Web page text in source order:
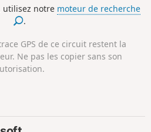
utilisez notre moteur de recherche
.
GPS de ce circuit restent la
Ne pas les copier sans son